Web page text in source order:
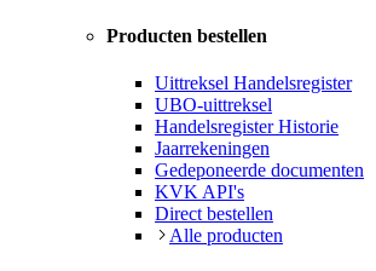
Producten bestellen
Uittreksel Handelsregister
UBO-uittreksel
Handelsregister Historie
Jaarrekeningen
Gedeponeerde documenten
KVK API's
Direct bestellen
Alle producten